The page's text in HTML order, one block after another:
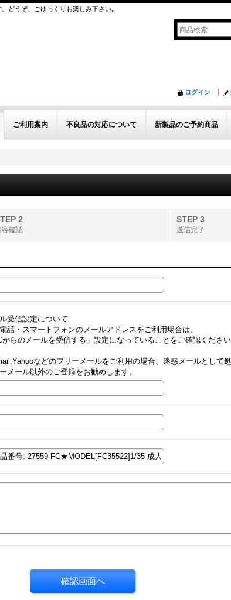
どうぞ、ごゆっくりお楽しみ下さい｡
ログイン
ご利用案内 不良品の対応について 新製品のご予約商品
2
容確認
STEP 3
送信完了
受信設定について
話・スマートフォンのメールアドレスをご利用場合は、
からのメールを受信する」設定になっていることをご確認ください
などのフリーメールをご利用の場合、迷惑メールとして
メール以外のご登録をお勧めします。